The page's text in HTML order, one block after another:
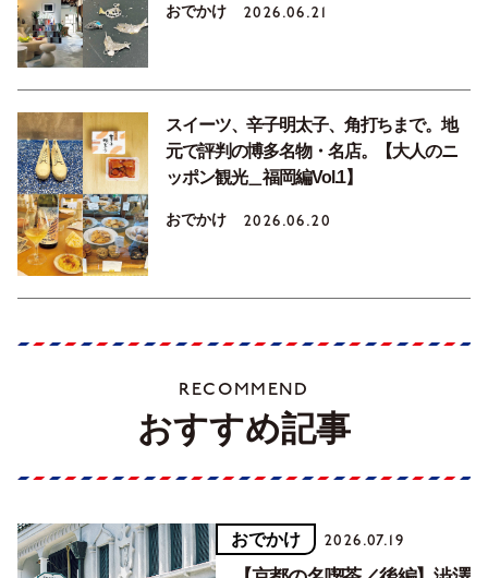
おでかけ 2026.06.21
スイーツ、辛子明太子、角打ちまで。地
元で評判の博多名物・名店。【大人のニ
ッポン観光＿福岡編Vol.1】
おでかけ 2026.06.20
RECOMMEND
おすすめ記事
おでかけ 2026.07.19